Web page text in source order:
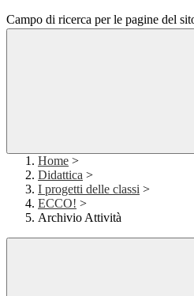
Campo di ricerca per le pagine del
Home >
Didattica >
I progetti delle classi >
ECCO! >
Archivio Attività